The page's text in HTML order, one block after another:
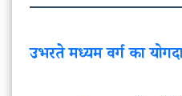
उभरते मध्यम वर्ग का